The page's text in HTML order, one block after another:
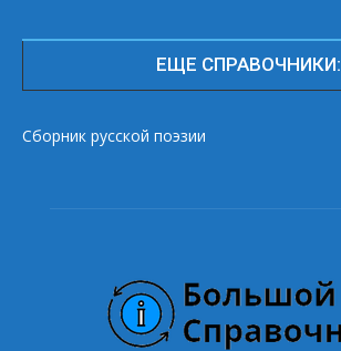
ЕЩЕ СПРАВОЧНИКИ:
Сборник русской поэзии